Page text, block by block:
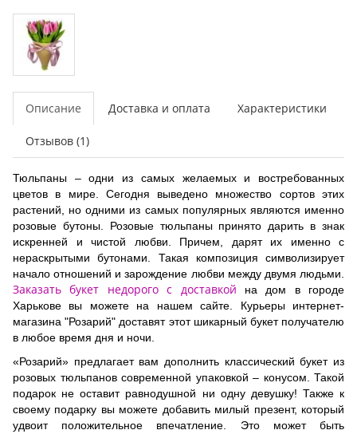
Описание Доставка и оплата Характеристики
Отзывов (1)
Тюльпаны – одни из самых желаемых и востребованных
цветов в мире. Сегодня выведено множество сортов этих
растений, но одними из самых популярных являются именно
розовые бутоны. Розовые тюльпаны принято дарить в знак
искренней и чистой любви. Причем, дарят их именно с
нераскрытыми бутонами. Такая композиция символизирует
начало отношений и зарождение любви между двумя людьми.
Заказать букет недорого с доставкой на дом в городе
Харькове вы можете на нашем сайте. Курьеры интернет-
магазина "Розарий" доставят этот шикарный букет получателю
в любое время дня и ночи.
«Розарий» предлагает вам дополнить классический букет из
розовых тюльпанов современной упаковкой – конусом. Такой
подарок не оставит равнодушной ни одну девушку! Также к
своему подарку вы можете добавить милый презент, который
удвоит положительное впечатление. Это может быть